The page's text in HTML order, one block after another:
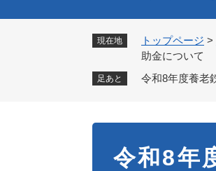
す
現在地 トップページ >
助金について
足あと 令和8年度養老
令和8年